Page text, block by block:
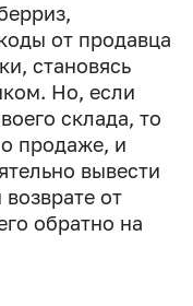
от продавца
становясь
Но, если
склада, то
продаже, и
вывести
от
обратно на